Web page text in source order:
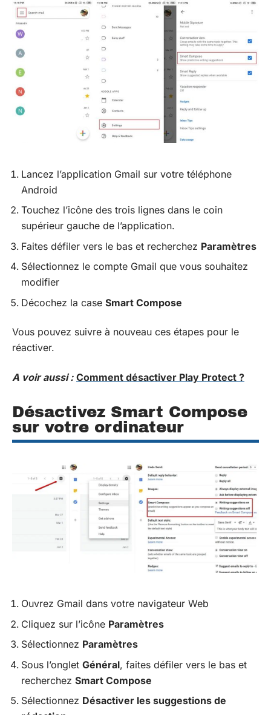
Lancez l’application Gmail sur votre téléphone
Android
Touchez l’icône des trois lignes dans le coin
supérieur gauche de l’application.
Faites défiler vers le bas et recherchez Paramètres
Sélectionnez le compte Gmail que vous souhaitez
modifier
Décochez la case Smart Compose
Vous pouvez suivre à nouveau ces étapes pour le
réactiver.
A voir aussi : Comment désactiver Play Protect ?
Désactivez Smart Compose
sur votre ordinateur
Ouvrez Gmail dans votre navigateur Web
Cliquez sur l’icône Paramètres
Sélectionnez Paramètres
Sous l’onglet Général, faites défiler vers le bas et
recherchez Smart Compose
Sélectionnez Désactiver les suggestions de